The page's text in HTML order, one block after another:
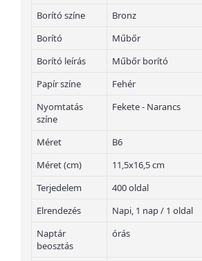
Borító színe
Bronz
Borító
Műbőr
Borító leírás
Műbőr borító
Papír színe
Fehér
Nyomtatás
színe
Fekete - Narancs
Méret
B6
Méret (cm)
11,5x16,5 cm
Terjedelem
400 oldal
Elrendezés
Napi, 1 nap / 1 oldal
Naptár
beosztás
órás